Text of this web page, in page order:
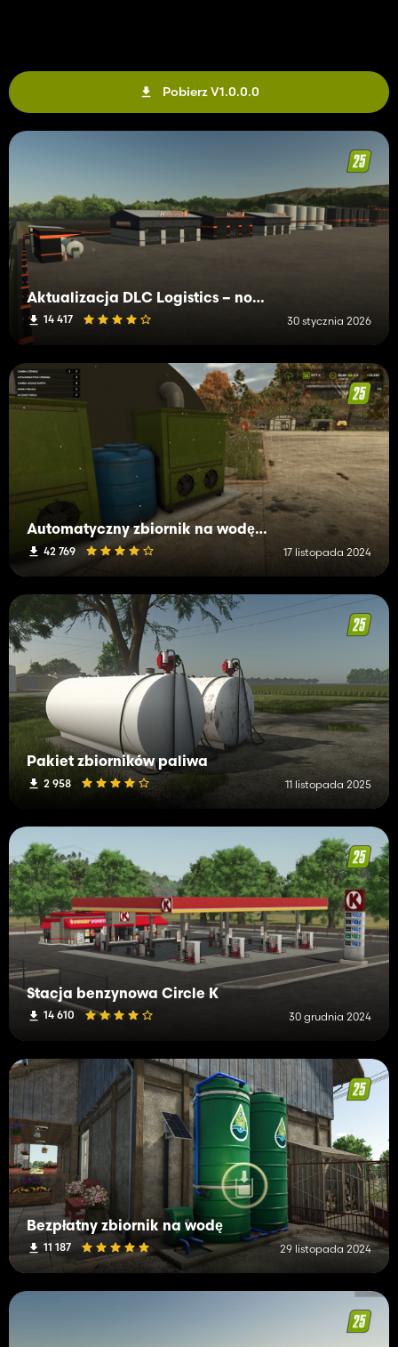
Pobierz V1.0.0.0
Aktualizacja DLC Logistics – nowe budynki i funkcje w Farming Simulator 25
14 417 30 stycznia 2026
Automatyczny zbiornik na wodę do szklarni i zwierząt
42 769 17 listopada 2024
Pakiet zbiorników paliwa
2 958 11 listopada 2025
Stacja benzynowa Circle K
14 610 30 grudnia 2024
Bezpłatny zbiornik na wodę
11 187 29 listopada 2024